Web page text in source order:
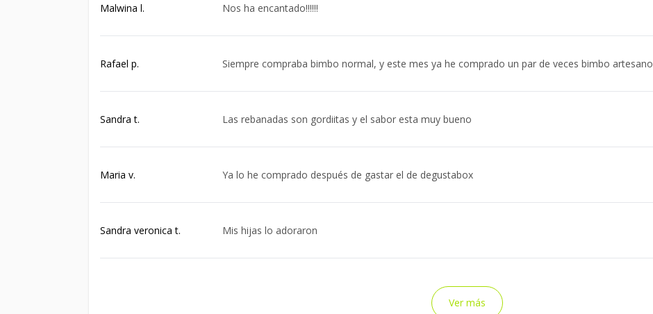
Malwina l. Nos ha encantado!!!!!!
Rafael p. Siempre compraba bimbo normal, y este mes ya he comprado un par de veces bimbo artesano
Sandra t. Las rebanadas son gordiitas y el sabor esta muy bueno
Maria v. Ya lo he comprado después de gastar el de degustabox
Sandra veronica t. Mis hijas lo adoraron
Ver más